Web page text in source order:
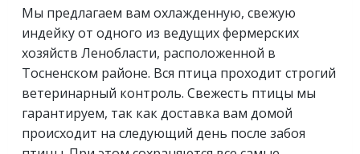
Мы предлагаем вам охлажденную, свежую
индейку от одного из ведущих фермерских
хозяйств Ленобласти, расположенной в
Тосненском районе. Вся птица проходит строгий
ветеринарный контроль. Свежесть птицы мы
гарантируем, так как доставка вам домой
происходит на следующий день после забоя